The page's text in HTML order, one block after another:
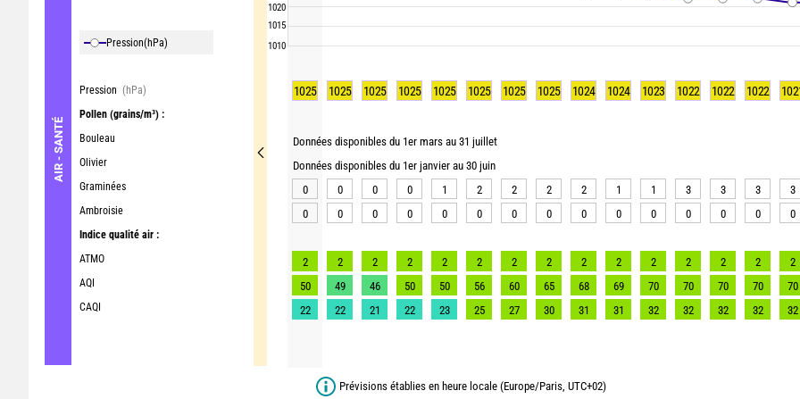
AIR - SANTÉ
Pression(hPa)
Pression (hPa)
Pollen (grains/m³) :
Bouleau
Olivier
Graminées
Ambroisie
Indice qualité air :
ATMO
AQI
CAQI
1020
1015
1010
1025 1025 1025 1025 1025 1025 1025 1025 1024 1024 1023 1022 1022 1022
Données disponibles du 1er mars au 31 juillet
Données disponibles du 1er janvier au 30 juin
0
0 0 0 1 2 2 2 2 1 1 3 3 3 3
0
0 0 0 0 0 0 0 0 0 0 0 0 0 0
2 2 2 2 2 2 2 2 2 2 2 2 2 2 2
50
49 46 50 50 56 60 65 68 69 70 70 70 70 70
22
22 21 22 23 25 27 30 31 31 32 32 32 32 32
Prévisions établies en heure locale (Europe/Paris, UTC+02)